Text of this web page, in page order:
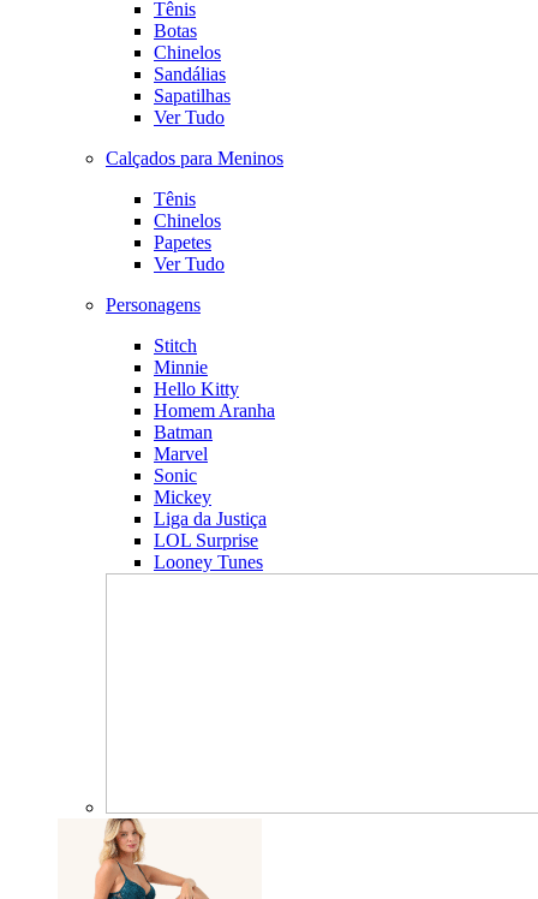
Tênis
Botas
Chinelos
Sandálias
Sapatilhas
Ver Tudo
Calçados para Meninos
Tênis
Chinelos
Papetes
Ver Tudo
Personagens
Stitch
Minnie
Hello Kitty
Homem Aranha
Batman
Marvel
Sonic
Mickey
Liga da Justiça
LOL Surprise
Looney Tunes